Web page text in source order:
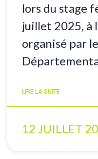
lors du stage
juillet 2025, à
organisé par
LIRE LA SUITE
12 JUILLET